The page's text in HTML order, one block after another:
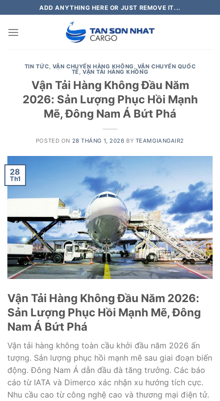
to
content
ADD ANYTHING HERE OR JUST REMOVE IT...
TIN TỨC, VẬN CHUYỂN HÀNG KHÔNG , VẬN CHUYỂN QUỐC
TẾ,VẬN TẢI HÀNG KHÔNG
Vận Tải Hàng Không Đầu Năm
2026: Sản Lượng Phục Hồi Mạnh
Mẽ, Đông Nam Á Bứt Phá
POSTED ON 28 THÁNG 1, 2026 BY TEAMGIANGAIR2
28
Th1
Vận Tải Hàng Không Đầu Năm 2026:
Sản Lượng Phục Hồi Mạnh Mẽ, Đông
Nam Á Bứt Phá
Vận tải hàng không toàn cầu khởi đầu năm 2026 ấn
tượng. Sản lượng phục hồi mạnh mẽ sau giai đoạn biến
động. Đông Nam Á dẫn đầu đà tăng trưởng. Các báo
cáo từ IATA và Dimerco xác nhận xu hướng tích cực.
Nhu cầu cao từ công nghệ cao và thương mại điện tử.